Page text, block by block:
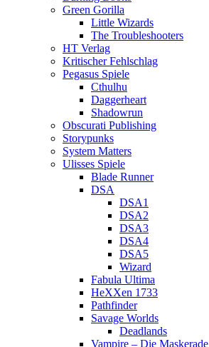
Green Gorilla
Little Wizards
The Troubleshooters
HT Verlag
Kritischer Fehlschlag
Pegasus Spiele
Cthulhu
Daggerheart
Shadowrun
Obscurati Publishing
Storypunks
System Matters
Ulisses Spiele
Blade Runner
DSA
DSA1
DSA2
DSA3
DSA4
DSA5
Wizard
Fabula Ultima
HeXXen 1733
Pathfinder
Savage Worlds
Deadlands
Vampire – Die Maskerade